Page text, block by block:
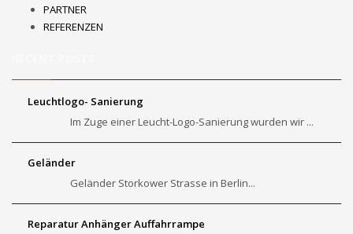
PARTNER
REFERENZEN
Leuchtlogo- Sanierung
Im Zuge einer Leucht-Logo-Sanierung wurden wir ...
Geländer
Geländer Storkower Strasse in Berlin...
Reparatur Anhänger Auffahrrampe